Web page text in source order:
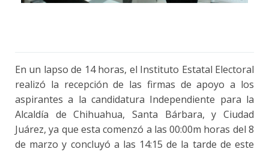
En un lapso de 14 horas, el Instituto Estatal Electoral
realizó la recepción de las firmas de apoyo a los
aspirantes a la candidatura Independiente para la
Alcaldía de Chihuahua, Santa Bárbara, y Ciudad
Juárez, ya que esta comenzó a las 00:00m horas del 8
de marzo y concluyó a las 14:15 de la tarde de este